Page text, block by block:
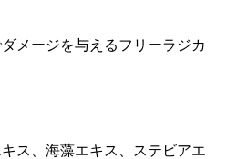
メージを与えるフリーラジカ
ス、海藻エキス、ステビアエ